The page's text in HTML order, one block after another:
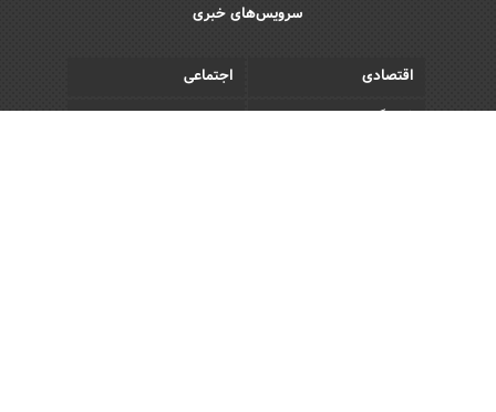
سرویس‌های خبری
اقتصادی
اجتماعی
فرهنگی
ورزش